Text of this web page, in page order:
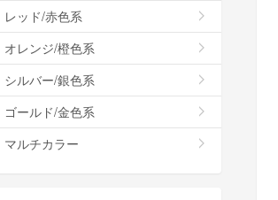
レッド/赤色系
オレンジ/橙色系
シルバー/銀色系
ゴールド/金色系
マルチカラー